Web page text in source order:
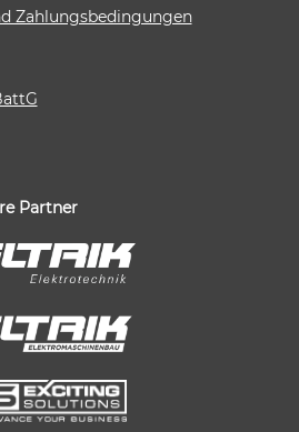
Zahlungsbedingungen
Partner